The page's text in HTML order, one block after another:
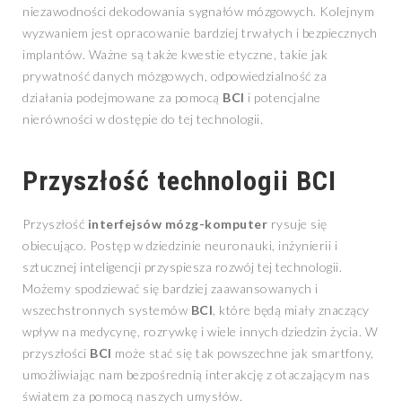
niezawodności dekodowania sygnałów mózgowych. Kolejnym
wyzwaniem jest opracowanie bardziej trwałych i bezpiecznych
implantów. Ważne są także kwestie etyczne, takie jak
prywatność danych mózgowych, odpowiedzialność za
działania podejmowane za pomocą BCI i potencjalne
nierówności w dostępie do tej technologii.
Przyszłość technologii BCI
Przyszłość interfejsów mózg-komputer rysuje się
obiecująco. Postęp w dziedzinie neuronauki, inżynierii i
sztucznej inteligencji przyspiesza rozwój tej technologii.
Możemy spodziewać się bardziej zaawansowanych i
wszechstronnych systemów BCI , które będą miały znaczący
wpływ na medycynę, rozrywkę i wiele innych dziedzin życia. W
przyszłości BCI może stać się tak powszechne jak smartfony,
umożliwiając nam bezpośrednią interakcję z otaczającym nas
światem za pomocą naszych umysłów.